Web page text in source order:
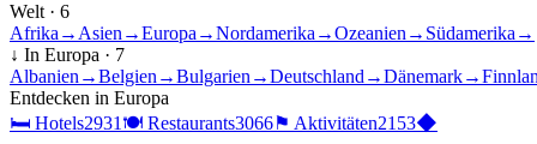
Welt · 6
Afrika → Asien →Europa →Nordamerika →Ozeanien → Südamerika →
↓ In Europa · 7
Albanien →Belgien →Bulgarien →Deutschland →Dänemark→
Entdecken in Europa
🛏 Hotels2931 🍽 Restaurants3066⚑ Aktivitäten2153◆